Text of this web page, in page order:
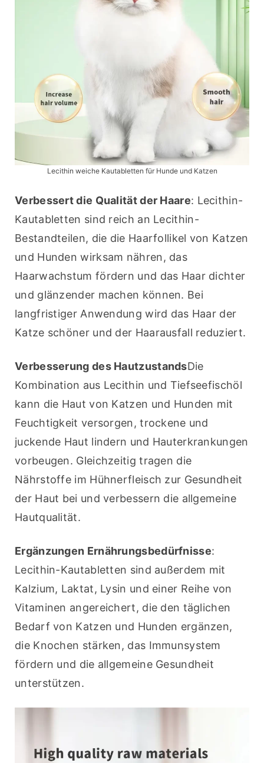
Lecithin weiche Kautabletten für Hunde und Katzen
Verbessert die Qualität der Haare: Lecithin-
Kautabletten sind reich an Lecithin-
Bestandteilen, die die Haarfollikel von Katzen
und Hunden wirksam nähren, das
Haarwachstum fördern und das Haar dichter
und glänzender machen können. Bei
langfristiger Anwendung wird das Haar der
Katze schöner und der Haarausfall reduziert.
Verbesserung des HautzustandsDie
Kombination aus Lecithin und Tiefseefischöl
kann die Haut von Katzen und Hunden mit
Feuchtigkeit versorgen, trockene und
juckende Haut lindern und Hauterkrankungen
vorbeugen. Gleichzeitig tragen die
Nährstoffe im Hühnerfleisch zur Gesundheit
der Haut bei und verbessern die allgemeine
Hautqualität.
Ergänzungen Ernährungsbedürfnisse:
Lecithin-Kautabletten sind außerdem mit
Kalzium, Laktat, Lysin und einer Reihe von
Vitaminen angereichert, die den täglichen
Bedarf von Katzen und Hunden ergänzen,
die Knochen stärken, das Immunsystem
fördern und die allgemeine Gesundheit
unterstützen.